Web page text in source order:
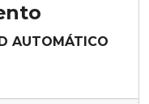
AUTOMÁTICO